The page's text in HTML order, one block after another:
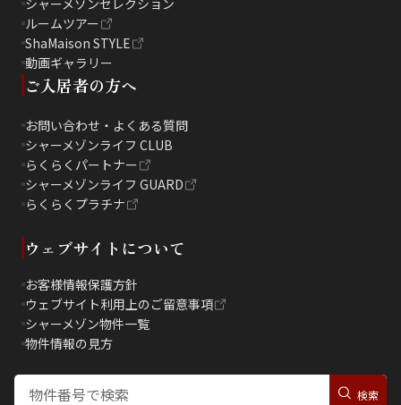
ルームツアー
ShaMaison STYLE
動画ギャラリー
ご入居者の方へ
お問い合わせ・よくある質問
シャーメゾンライフ CLUB
らくらくパートナー
シャーメゾンライフ GUARD
らくらくプラチナ
ウェブサイトについて
お客様情報保護方針
ウェブサイト利用上のご留意事項
シャーメゾン物件一覧
物件情報の見方